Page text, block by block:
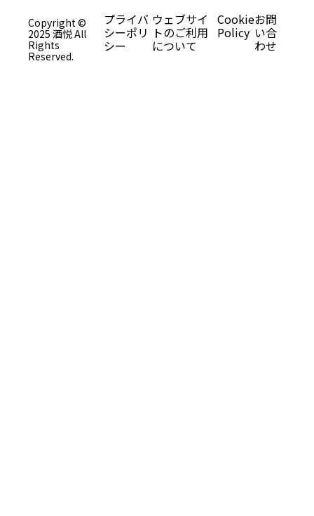
プライバ
シーポリ
シー
ウェブサイ
トのご利用
について
Cookie
Policy
お問
い合
わせ
Copyright ©
2025 酒悦 All
Rights
Reserved.